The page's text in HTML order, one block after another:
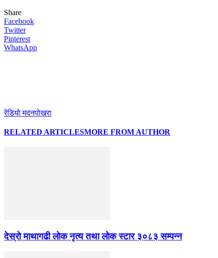
Share
Facebook
Twitter
Pinterest
WhatsApp
रेडियो मदनपोखरा
RELATED ARTICLESMORE FROM AUTHOR
देस्राे माथागढी लाेक नृत्य तथा लाेक स्टार ३०८३ सम्पन्न